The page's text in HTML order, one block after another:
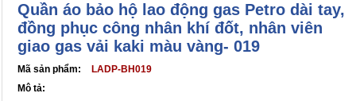
Quần áo bảo hộ lao động gas Petro dài tay,
đồng phục công nhân khí đốt, nhân viên
giao gas vải kaki màu vàng- 019
Mã sản phẩm:
LADP-BH019
Mô tả: